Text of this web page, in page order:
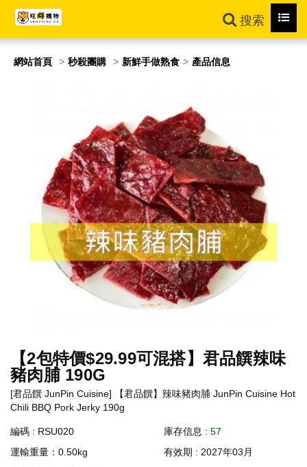
搜索
網站首頁 秒殺團購 新鮮手做熟食 產品信息
【2包特價$29.99可混搭】君品饌辣味
豬肉脯 190G
[君品饌 JunPin Cuisine] 【君品饌】辣味豬肉脯 JunPin Cuisine Hot
Chili BBQ Pork Jerky 190g
編碼 : RSU020 庫存信息 : 57
運輸重量：0.50kg
有效期 : 2027年03月